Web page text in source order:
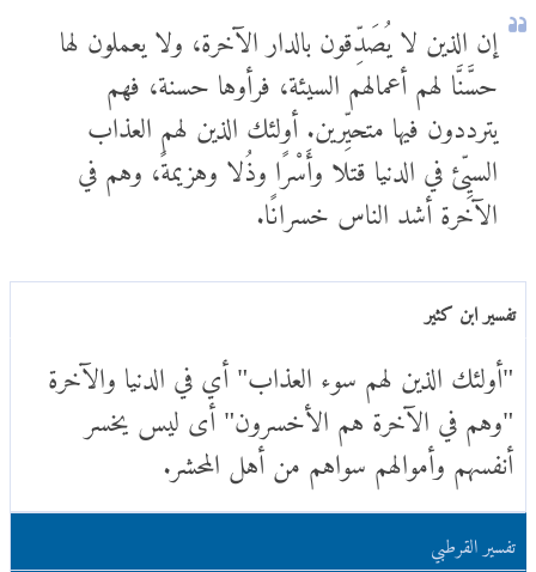
إن الذين لا يُصَدِّقون بالدار الآخرة، ولا يعملون لها
حسَّنَّا لهم أعمالهم السيئة، فرأوها حسنة، فهم
يترددون فيها متحيِّرين. أولئك الذين لهم العذاب
السيِّئ في الدنيا قتلا وأَسْرًا وذُلا وهزيمةً، وهم في
الآخرة أشد الناس خسرانًا.
تفسير ابن كثير
"أولئك الذين لهم سوء العذاب" أي في الدنيا والآخرة
"وهم في الآخرة هم الأخسرون" أى ليس يخسر
أنفسهم وأموالهم سواهم من أهل المحشر.
تفسير القرطبي